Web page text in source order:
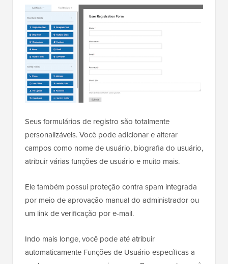
Seus formulários de registro são totalmente
personalizáveis. Você pode adicionar e alterar
campos como nome de usuário, biografia do usuário,
atribuir várias funções de usuário e muito mais.
Ele também possui proteção contra spam integrada
por meio de aprovação manual do administrador ou
um link de verificação por e-mail.
Indo mais longe, você pode até atribuir
automaticamente Funções de Usuário específicas a